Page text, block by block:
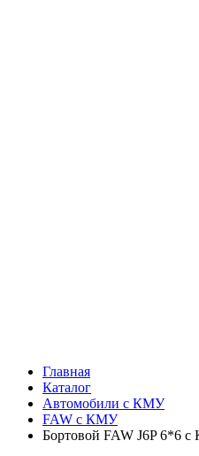
Главная
Каталог
Автомобили с КМУ
FAW c КМУ
Бортовой FAW J6P 6*6